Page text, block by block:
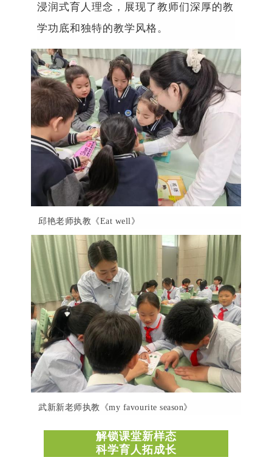
浸润式育人理念，展现了教师们深厚的教
学功底和独特的教学风格。
邱艳老师执教《Eat well 》
武新新老师执教《my favourite season》
解锁课堂新样态
科学育人拓成长